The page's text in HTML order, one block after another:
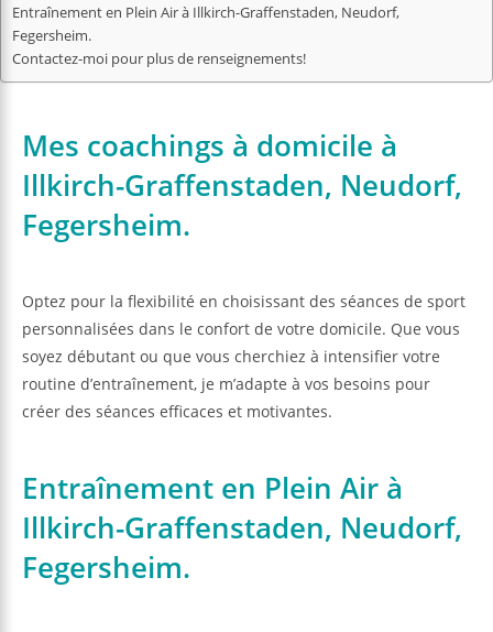
Entraînement en Plein Air à Illkirch-Graffenstaden, Neudorf,
Fegersheim.
Contactez-moi pour plus de renseignements!
Mes coachings à domicile à
Illkirch-Graffenstaden, Neudorf,
Fegersheim.
Optez pour la flexibilité en choisissant des séances de sport
personnalisées dans le confort de votre domicile. Que vous
soyez débutant ou que vous cherchiez à intensifier votre
routine d’entraînement, je m’adapte à vos besoins pour
créer des séances efficaces et motivantes.
Entraînement en Plein Air à
Illkirch-Graffenstaden, Neudorf,
Fegersheim.